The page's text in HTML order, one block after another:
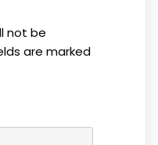
not be
are marked